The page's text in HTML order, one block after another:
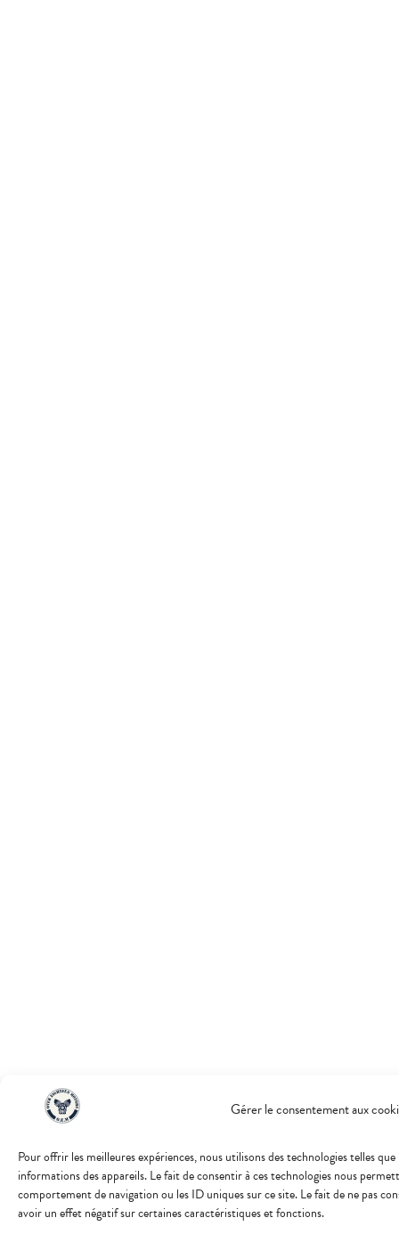
Gérer le consentement aux
Pour offrir les meilleures expériences, nous utilisons des technologies telles
informations des appareils. Le fait de consentir à ces technologies nous
comportement de navigation ou les ID uniques sur ce site. Le fait de ne pas
avoir un effet négatif sur certaines caractéristiques et fonctions.